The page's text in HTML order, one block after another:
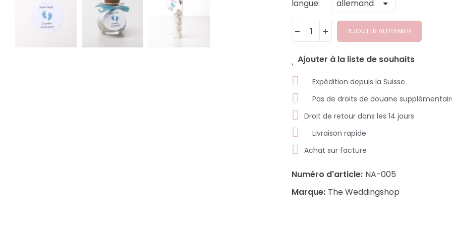
langue
AJOUTER AU PANIER
Ajouter à la liste de souhaits
Expédition depuis la Suisse
Pas de droits de douane
Droit de retour dans les 14 jours
Livraison rapide
Achat sur facture
Numéro d'article: NA-005
Marque: The Weddingshop